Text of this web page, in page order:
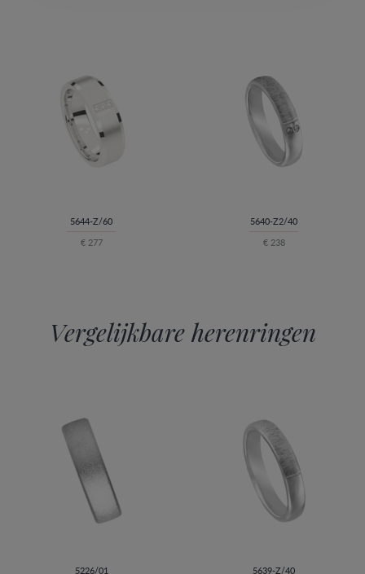
5644-Z/60
€ 277
5640-Z2/40
€ 238
Vergelijkbare herenringen
5226/01
5639-Z/40